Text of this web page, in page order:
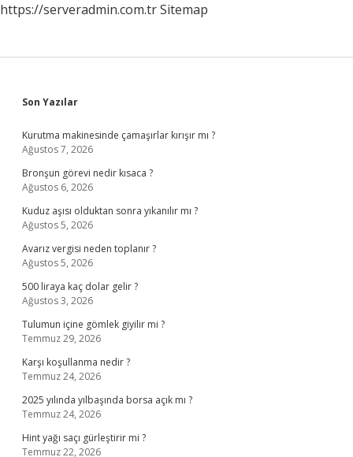
https://serveradmin.com.trSitemap
Sidebar
Son Yazılar
Kurutma makinesinde çamaşırlar kırışır mı ?
Ağustos 7, 2026
Bronşun görevi nedir kısaca ?
Ağustos 6, 2026
Kuduz aşısı olduktan sonra yıkanılır mı ?
Ağustos 5, 2026
Avarız vergisi neden toplanır ?
Ağustos 5, 2026
500 liraya kaç dolar gelir ?
Ağustos 3, 2026
Tulumun içine gömlek giyilir mi ?
Temmuz 29, 2026
Karşı koşullanma nedir ?
Temmuz 24, 2026
2025 yılında yılbaşında borsa açık mı ?
Temmuz 24, 2026
Hint yağı saçı gürleştirir mi ?
Temmuz 22, 2026